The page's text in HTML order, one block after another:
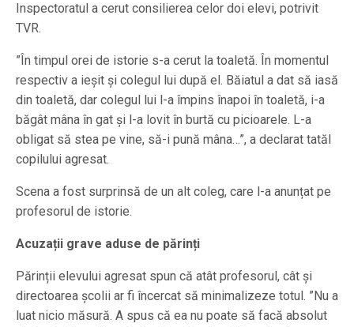
Inspectoratul a cerut consilierea celor doi elevi, potrivit
TVR.
”În timpul orei de istorie s-a cerut la toaletă. În momentul
respectiv a ieșit și colegul lui după el. Băiatul a dat să iasă
din toaletă, dar colegul lui l-a împins înapoi în toaletă, i-a
băgât mâna în gat și l-a lovit în burtă cu picioarele. L-a
obligat să stea pe vine, să-i pună mâna…”, a declarat tatăl
copilului agresat.
Scena a fost surprinsă de un alt coleg, care l-a anunțat pe
profesorul de istorie.
Acuzații grave aduse de părinți
Părinții elevului agresat spun că atât profesorul, cât și
directoarea școlii ar fi încercat să minimalizeze totul. ”Nu a
luat nicio măsură. A spus că ea nu poate să facă absolut